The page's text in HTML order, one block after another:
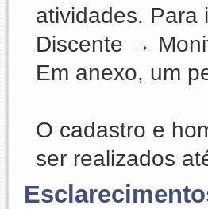
atividades.
Discente →
Em anexo, um
O cadastro e
ser realizados